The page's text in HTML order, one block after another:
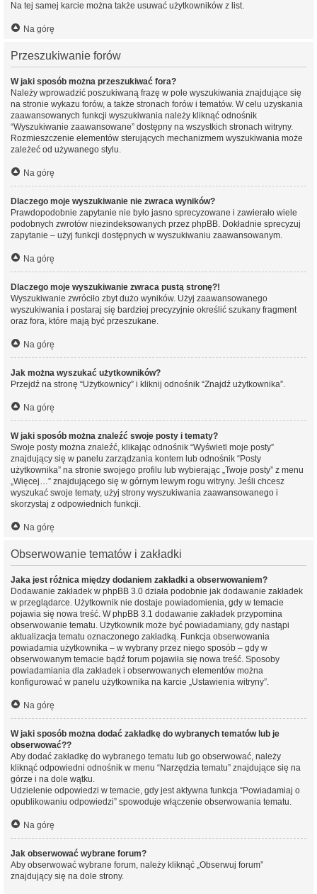
Na tej samej karcie można także usuwać użytkowników z list.
Na górę
Przeszukiwanie forów
W jaki sposób można przeszukiwać fora?
Należy wprowadzić poszukiwaną frazę w pole wyszukiwania znajdujące się
na stronie wykazu forów, a także stronach forów i tematów. W celu uzyskania
zaawansowanych funkcji wyszukiwania należy kliknąć odnośnik
“Wyszukiwanie zaawansowane” dostępny na wszystkich stronach witryny.
Rozmieszczenie elementów sterujących mechanizmem wyszukiwania może
zależeć od używanego stylu.
Na górę
Dlaczego moje wyszukiwanie nie zwraca wyników?
Prawdopodobnie zapytanie nie było jasno sprecyzowane i zawierało wiele
podobnych zwrotów niezindeksowanych przez phpBB. Dokładnie sprecyzuj
zapytanie – użyj funkcji dostępnych w wyszukiwaniu zaawansowanym.
Na górę
Dlaczego moje wyszukiwanie zwraca pustą stronę?!
Wyszukiwanie zwróciło zbyt dużo wyników. Użyj zaawansowanego
wyszukiwania i postaraj się bardziej precyzyjnie określić szukany fragment
oraz fora, które mają być przeszukane.
Na górę
Jak można wyszukać użytkowników?
Przejdź na stronę “Użytkownicy” i kliknij odnośnik “Znajdź użytkownika”.
Na górę
W jaki sposób można znaleźć swoje posty i tematy?
Swoje posty można znaleźć, klikając odnośnik “Wyświetl moje posty”
znajdujący się w panelu zarządzania kontem lub odnośnik “Posty
użytkownika” na stronie swojego profilu lub wybierając „Twoje posty” z menu
„Więcej…” znajdującego się w górnym lewym rogu witryny. Jeśli chcesz
wyszukać swoje tematy, użyj strony wyszukiwania zaawansowanego i
skorzystaj z odpowiednich funkcji.
Na górę
Obserwowanie tematów i zakładki
Jaka jest różnica między dodaniem zakładki a obserwowaniem?
Dodawanie zakładek w phpBB 3.0 działa podobnie jak dodawanie zakładek
w przeglądarce. Użytkownik nie dostaje powiadomienia, gdy w temacie
pojawia się nowa treść. W phpBB 3.1 dodawanie zakładek przypomina
obserwowanie tematu. Użytkownik może być powiadamiany, gdy nastąpi
aktualizacja tematu oznaczonego zakładką. Funkcja obserwowania
powiadamia użytkownika – w wybrany przez niego sposób – gdy w
obserwowanym temacie bądź forum pojawiła się nowa treść. Sposoby
powiadamiania dla zakładek i obserwowanych elementów można
konfigurować w panelu użytkownika na karcie „Ustawienia witryny”.
Na górę
W jaki sposób można dodać zakładkę do wybranych tematów lub je
obserwować??
Aby dodać zakładkę do wybranego tematu lub go obserwować, należy
kliknąć odpowiedni odnośnik w menu “Narzędzia tematu” znajdujące się na
górze i na dole wątku.
Udzielenie odpowiedzi w temacie, gdy jest aktywna funkcja “Powiadamiaj o
opublikowaniu odpowiedzi” spowoduje włączenie obserwowania tematu.
Na górę
Jak obserwować wybrane forum?
Aby obserwować wybrane forum, należy kliknąć „Obserwuj forum”
znajdujący się na dole strony.